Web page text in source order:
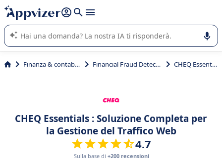
righe con
shift + enter
L'IA di Appvizer vi guida nell'utilizzo o nella scelta di un
software SaaS per la vostra azienda.
Finanza & contabilità Financial Fraud Detection CHEQ Essentials
CHEQ Essentials : Soluzione Completa per
la Gestione del Traffico Web
4.7
Sulla base di +200 recensioni